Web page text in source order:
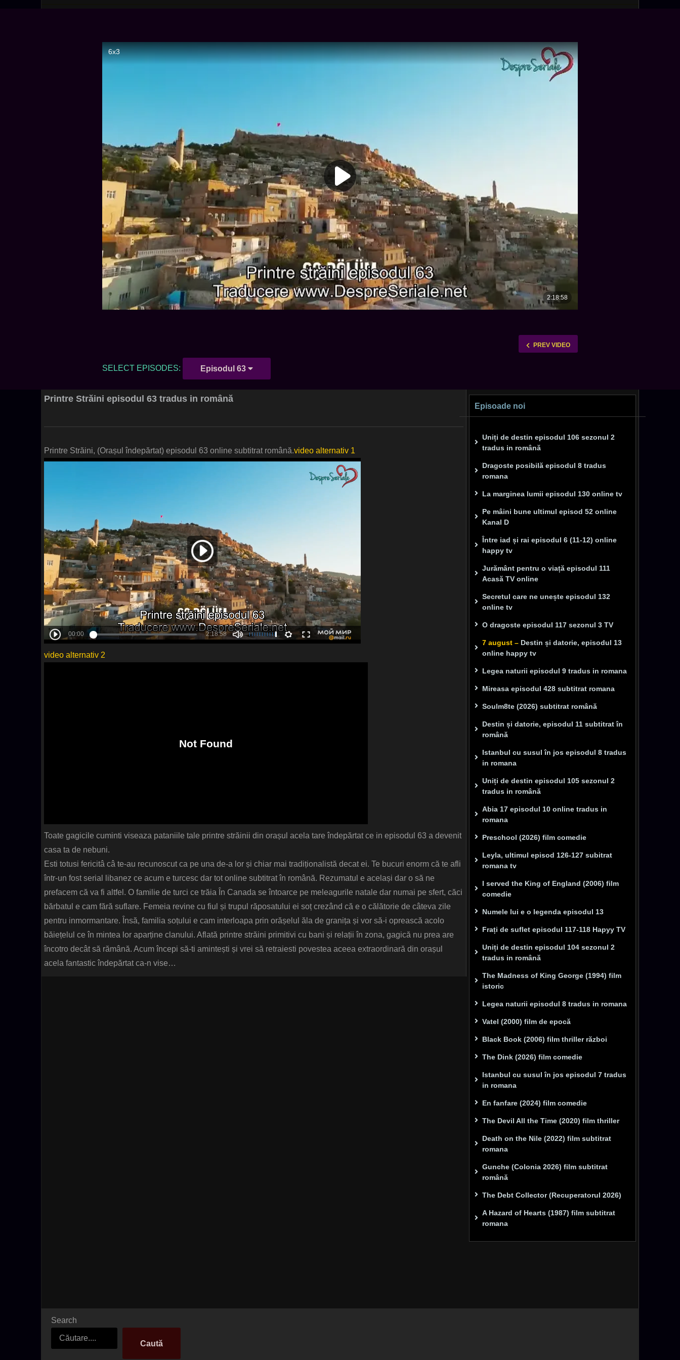
PREV VIDEO
SELECT EPISODES: Episodul 63
Printre Străini episodul 63 tradus in română
Printre Străini, (Orașul îndepărtat) episodul 63 online subtitrat română.video alternativ 1
video alternativ 2
Toate gagicile cuminti viseaza pataniile tale printre străinii din orașul acela tare îndepărtat ce in episodul 63 a devenit
casa ta de nebuni.
Esti totusi fericitâ câ te-au recunoscut ca pe una de-a lor și chiar mai tradiționalistă decat ei. Te bucuri enorm că te afli
într-un fost serial libanez ce acum e turcesc dar tot online subtitrat în română. Rezumatul e același dar o să ne
prefacem că va fi altfel. O familie de turci ce trăia În Canada se întoarce pe meleagurile natale dar numai pe sfert, căci
bărbatul e cam fără suflare. Femeia revine cu fiul și trupul răposatului ei soț crezând că e o călătorie de câteva zile
pentru inmormantare. Însă, familia soțului e cam interloapa prin orășelul ăla de granița și vor să-i oprească acolo
băiețelul ce în mintea lor aparține clanului. Aflată printre străini primitivi cu bani și relații în zona, gagică nu prea are
încotro decât să rămână. Acum începi să-ti amintești și vrei să retraiesti povestea aceea extraordinară din orașul
acela fantastic îndepărtat ca-n vise…
Episoade noi
Uniți de destin episodul 106 sezonul 2
tradus in română
Dragoste posibilă episodul 8 tradus
romana
La marginea lumii episodul 130 online tv
Pe mâini bune ultimul episod 52 online
Kanal D
Între iad și rai episodul 6 (11-12) online
happy tv
Jurământ pentru o viață episodul 111
Acasă TV online
Secretul care ne unește episodul 132
online tv
O dragoste episodul 117 sezonul 3 TV
7 august – Destin și datorie, episodul 13
online happy tv
Legea naturii episodul 9 tradus in romana
Mireasa episodul 428 subtitrat romana
Soulm8te (2026) subtitrat română
Destin și datorie, episodul 11 subtitrat în
română
Istanbul cu susul în jos episodul 8 tradus
in romana
Uniți de destin episodul 105 sezonul 2
tradus in română
Abia 17 episodul 10 online tradus in
romana
Preschool (2026) film comedie
Leyla, ultimul episod 126-127 subitrat
romana tv
I served the King of England (2006) film
comedie
Numele lui e o legenda episodul 13
Frați de suflet episodul 117-118 Hapyy TV
Uniți de destin episodul 104 sezonul 2
tradus in română
The Madness of King George (1994) film
istoric
Legea naturii episodul 8 tradus in romana
Vatel (2000) film de epocă
Black Book (2006) film thriller război
The Dink (2026) film comedie
Istanbul cu susul în jos episodul 7 tradus
in romana
En fanfare (2024) film comedie
The Devil All the Time (2020) film thriller
Death on the Nile (2022) film subtitrat
romana
Gunche (Colonia 2026) film subtitrat
română
The Debt Collector (Recuperatorul 2026)
A Hazard of Hearts (1987) film subtitrat
romana
Search
Caută